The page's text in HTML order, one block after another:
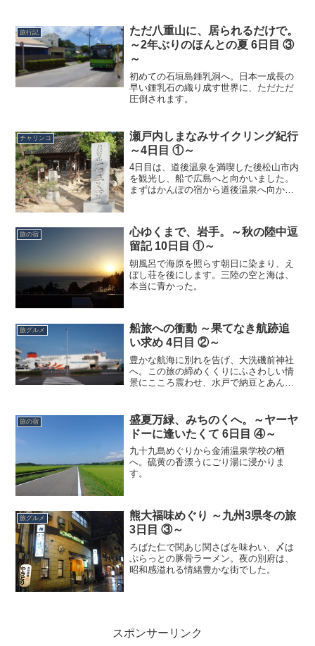
旅行記
ただ八重山に、居られるだけで。
～2年ぶりのほんとの夏 6日目 ③
～
初めての石垣島鍾乳洞へ。日本一成長の
早い鍾乳石の織り成す世界に、ただただ
圧倒されます。
チャリンコ
瀬戸内しまなみサイクリング紀行
～4日目 ①～
4日目は、道後温泉を満喫した後松山市内
を観光し、船で広島へと向かいました。
まずはかんぽの宿から道後温泉へ向かう
しましたが、その雰囲気の荘厳さに背筋
が伸びました。本堂前...
旅の宿
心ゆくまで、岩手。～秋の陸中逗
留記 10日目 ①～
朝風呂で海原を照らす朝日に染まり、え
ぼし荘を後にします。三陸の空と海は、
本当に青かった。
旅グルメ
船旅への衝動 ～果てなき航跡追
い求め 4日目 ②～
豊かな航海に別れを告げ、大洗磯前神社
へ。この旅の締めくくりにふさわしい情
景にこころ震わせ、水戸で納豆とあんこ
を胸に、改めて旅という生き甲斐と向き
合うのでした。
旅の宿
盛夏万緑、みちのくへ。～ヤーヤ
ドーに逢いたくて 6日目 ④～
九十九島めぐりから金浦温泉学校の栖
へ。硫黄の香漂うにごり湯に浸かりま
す。
旅グルメ
熊大福味めぐり ～九州3県冬の旅
3日目 ③～
ろばた仁で関あじ関さばを味わい、〆は
ぷらっとの豚骨ラーメン。夜の別府は、
昭和感溢れる情緒豊かな街でした。
スポンサーリンク